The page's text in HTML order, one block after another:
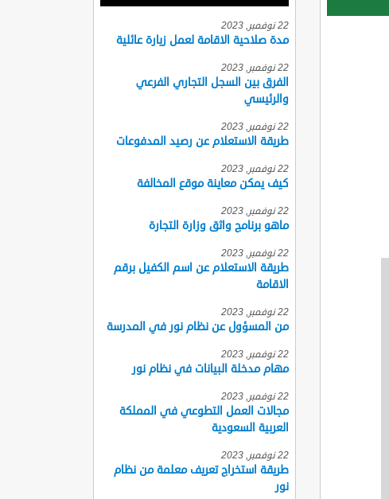
22 نوفمبر, 2023
مدة صلاحية الاقامة لعمل زيارة عائلية
22 نوفمبر, 2023
الفرق بين السجل التجاري الفرعي
والرئيسي
22 نوفمبر, 2023
طريقة الاستعلام عن رصيد المدفوعات
22 نوفمبر, 2023
كيف يمكن معاينة موقع المخالفة
22 نوفمبر, 2023
ماهو برنامج واثق وزارة التجارة
22 نوفمبر, 2023
طريقة الاستعلام عن اسم الكفيل برقم
الاقامة
22 نوفمبر, 2023
من المسؤول عن نظام نور في المدرسة
22 نوفمبر, 2023
مهام مدخلة البيانات في نظام نور
22 نوفمبر, 2023
مجالات العمل التطوعي في المملكة
العربية السعودية
22 نوفمبر, 2023
طريقة استخراج تعريف معلمة من نظام
نور